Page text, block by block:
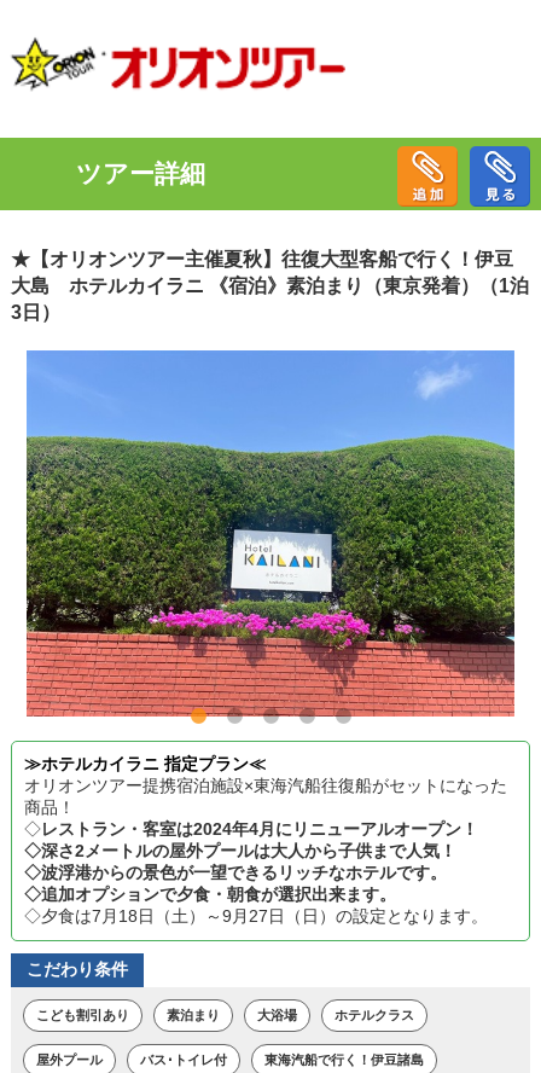
ツアー詳細
★【オリオンツアー主催夏秋】往復大型客船で行く！伊豆
大島 ホテルカイラニ 《宿泊》素泊まり（東京発着）（1泊
3日）
≫ホテルカイラニ 指定プラン≪
オリオンツアー提携宿泊施設×東海汽船往復船がセットになった
商品！
◇レストラン・客室は2024年4月にリニューアルオープン！
◇深さ2メートルの屋外プールは大人から子供まで人気！
◇波浮港からの景色が一望できるリッチなホテルです。
◇追加オプションで夕食・朝食が選択出来ます。
◇夕食は7月18日（土）～9月27日（日）の設定となります。
こだわり条件
こども割引あり 素泊まり 大浴場 ホテルクラス
屋外プール バス･トイレ付 東海汽船で行く！伊豆諸島